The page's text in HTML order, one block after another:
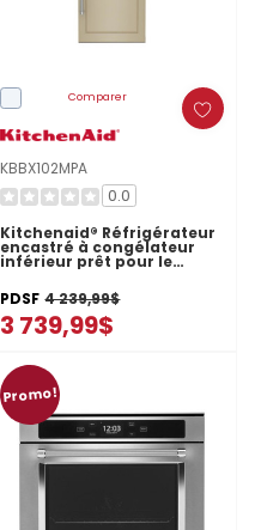
Comparer
KBBX102MPA
0.0
Kitchenaid® Réfrigérateur
encastré à congélateur
inférieur prêt pour le
panneau de recouvrement
- 8,84 pi cu - 22 po
KBBX102MPA
PDSF 4 239,99$
3 739,99$
Promo!